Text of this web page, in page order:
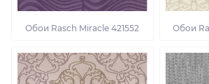
Обои Rasch Miracle 421552 Обои